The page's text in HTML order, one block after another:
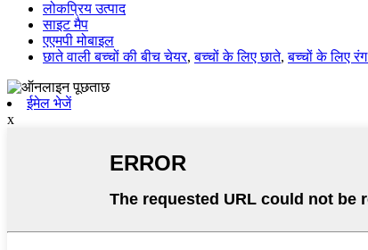
लोकप्रिय उत्पाद
साइट मैप
एएमपी मोबाइल
छाते वाली बच्चों की बीच चेयर,बच्चों के लिए छाते,बच्चों के लिए
ईमेल भेजें
x